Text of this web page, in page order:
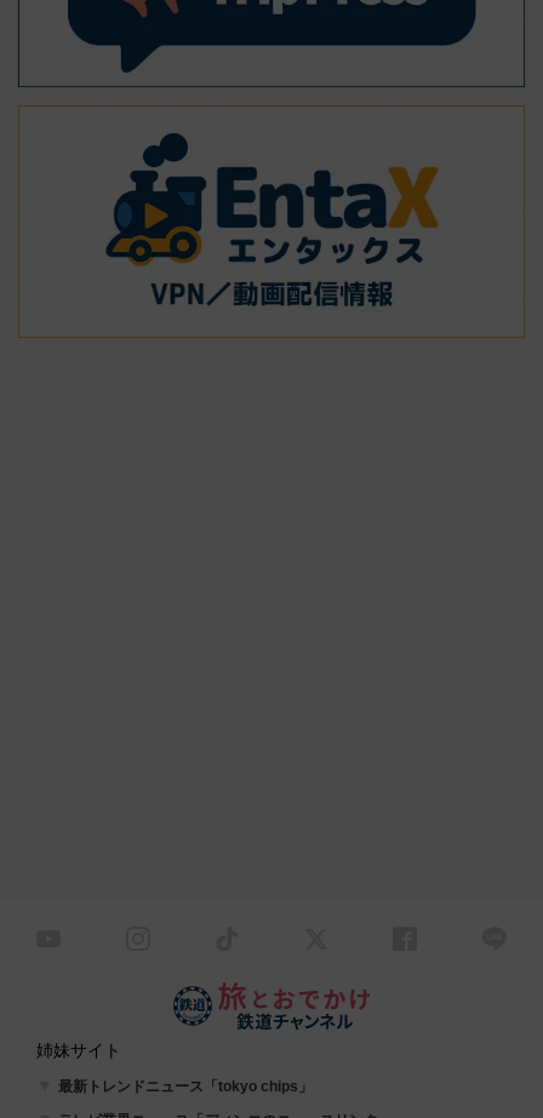
姉妹サイト
最新トレンドニュース「tokyo chips」